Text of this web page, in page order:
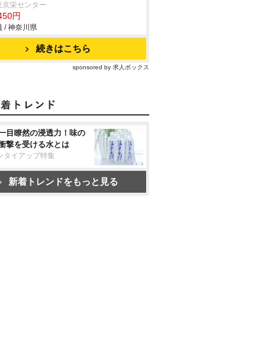
京栄センター
円
/ 神奈川県
続きはこちら
sponsored by 求人ボックス
目瞭然の浸透力！味の
撃を受ける水とは
タイアップ特集
新着トレンドをもっと見る